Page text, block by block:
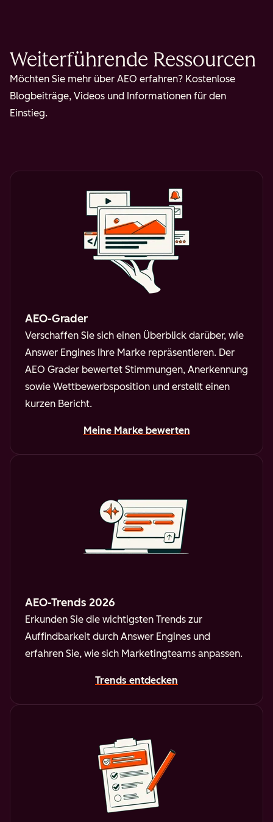
Weiterführende Ressourcen
Möchten Sie mehr über AEO erfahren? Kostenlose
Blogbeiträge, Videos und Informationen für den
Einstieg.
AEO-Grader
Verschaffen Sie sich einen Überblick darüber, wie
Answer Engines Ihre Marke repräsentieren. Der
AEO Grader bewertet Stimmungen, Anerkennung
sowie Wettbewerbsposition und erstellt einen
kurzen Bericht.
Meine Marke bewerten
AEO-Trends 2026
Erkunden Sie die wichtigsten Trends zur
Auffindbarkeit durch Answer Engines und
erfahren Sie, wie sich Marketingteams anpassen.
Trends entdecken